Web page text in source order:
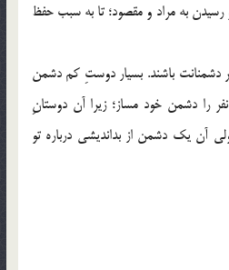
به مراد و مقصود؛ تا به سبب حفظ
دشمنانت باشند. بسيار دوستِ کم دشمن
را دشمن خود مساز؛ زيرا آن دوستانِ
آن يک دشمن از بدانديشي درباره تو